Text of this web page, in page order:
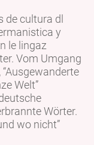
de cultura dl
y
le lingaz
Vom Umgang
Welt”
Wörter.
wo nicht”